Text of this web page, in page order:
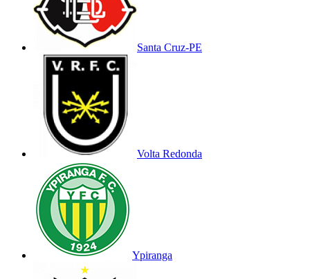
Santa Cruz-PE
Volta Redonda
Ypiranga